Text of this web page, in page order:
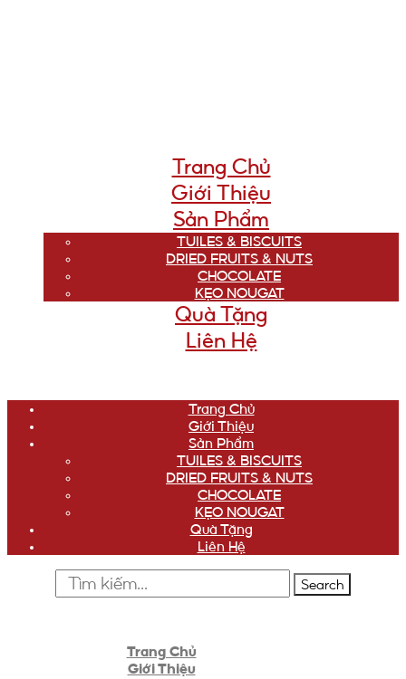
Trang Chủ
Giới Thiệu
Sản Phẩm
TUILES & BISCUITS
DRIED FRUITS & NUTS
CHOCOLATE
KẸO NOUGAT
Quà Tặng
Liên Hệ
Trang Chủ
Giới Thiệu
Sản Phẩm
TUILES & BISCUITS
DRIED FRUITS & NUTS
CHOCOLATE
KẸO NOUGAT
Quà Tặng
Liên Hệ
Search
Trang Chủ
Giới Thiệu